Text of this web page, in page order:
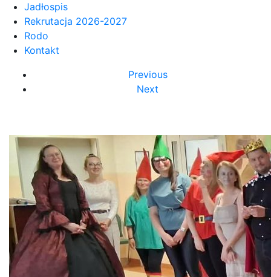
Jadłospis
Rekrutacja 2026-2027
Rodo
Kontakt
Previous
Next